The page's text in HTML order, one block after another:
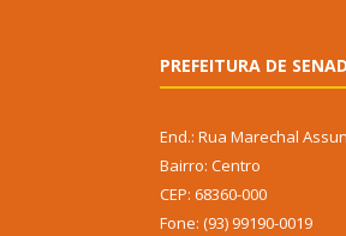
PREFEITURA DE
End.: Rua Marechal
Bairro: Centro
CEP: 68360-000
Fone: (93) 99190-0019